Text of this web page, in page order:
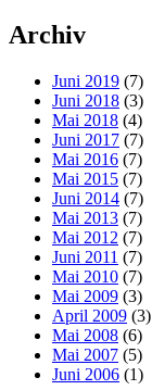
Archiv
Juni 2019 (7)
Juni 2018 (3)
Mai 2018 (4)
Juni 2017 (7)
Mai 2016 (7)
Mai 2015 (7)
Juni 2014 (7)
Mai 2013 (7)
Mai 2012 (7)
Juni 2011 (7)
Mai 2010 (7)
Mai 2009 (3)
April 2009 (3)
Mai 2008 (6)
Mai 2007 (5)
Juni 2006 (1)